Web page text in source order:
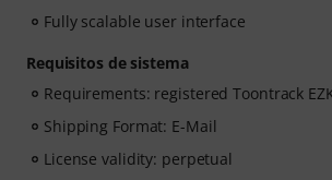
Fully scalable user interface
Requisitos de sistema
Requirements: registered Toontrack
Shipping Format: E-Mail
License validity: perpetual